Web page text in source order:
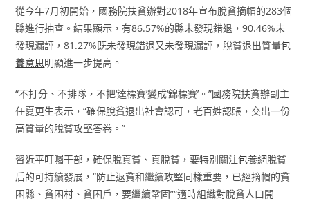
從今年7月初開始，國務院扶貧辦對2018年宣布脫貧摘帽的283個
縣進行抽查。結果顯示，有86.57%的縣未發現錯退，90.46%未
發現漏評，81.27%既未發現錯退又未發現漏評，脫貧退出質量包
養意思明顯進一步提高。
“不打分、不排隊，不把‘達標賽’變成‘錦標賽’。”國務院扶貧辦副主
任夏更生表示，“確保脫貧退出社會認可，老百姓認賬，交出一份
高質量的脫貧攻堅答卷。”
習近平叮囑干部，確保脫真貧、真脫貧，要特別關注包養網脫貧
后的可持續發展，“防止返貧和繼續攻堅同樣重要，已經摘帽的貧
困縣、貧困村、貧困戶，要繼續鞏固”“適時組織對脫貧人口開